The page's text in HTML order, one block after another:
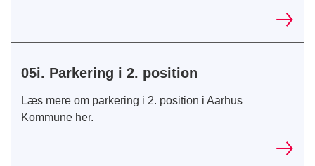
05i. Parkering i 2. position
Læs mere om parkering i 2. position i Aarhus
Kommune her.